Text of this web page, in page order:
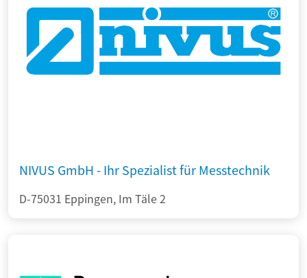
NIVUS GmbH - Ihr Spezialist für Messtechnik
D-75031 Eppingen, Im Täle 2